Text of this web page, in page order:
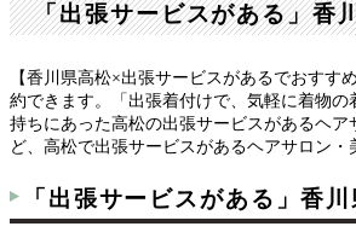
「出張サービスがある」香
【香川県高松×出張サービスがあるでおす
約できます。「出張着付けで、気軽に着物
持ちにあった高松の出張サービスがあるヘ
ど、高松で出張サービスがあるヘアサロン
「出張サービスがある」香